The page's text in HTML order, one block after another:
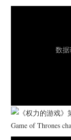
Game of Thrones